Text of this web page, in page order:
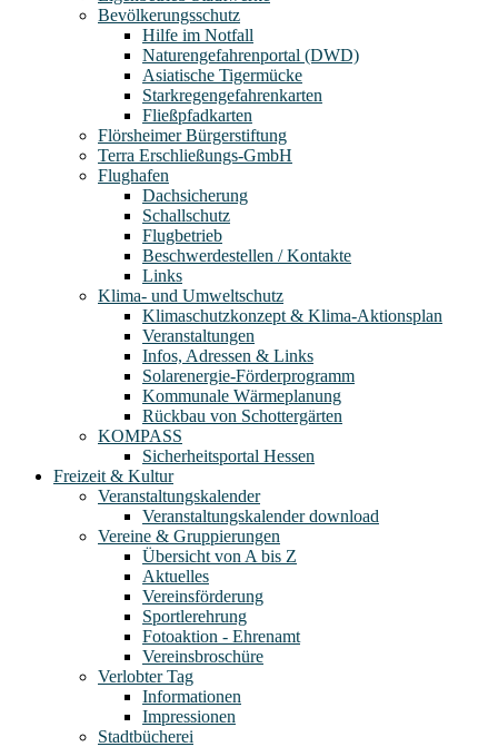
Bevölkerungsschutz
Hilfe im Notfall
Naturengefahrenportal (DWD)
Asiatische Tigermücke
Starkregengefahrenkarten
Fließpfadkarten
Flörsheimer Bürgerstiftung
Terra Erschließungs-GmbH
Flughafen
Dachsicherung
Schallschutz
Flugbetrieb
Beschwerdestellen / Kontakte
Links
Klima- und Umweltschutz
Klimaschutzkonzept & Klima-Aktionsplan
Veranstaltungen
Infos, Adressen & Links
Solarenergie-Förderprogramm
Kommunale Wärmeplanung
Rückbau von Schottergärten
KOMPASS
Sicherheitsportal Hessen
Freizeit & Kultur
Veranstaltungskalender
Veranstaltungskalender download
Vereine & Gruppierungen
Übersicht von A bis Z
Aktuelles
Vereinsförderung
Sportlerehrung
Fotoaktion - Ehrenamt
Vereinsbroschüre
Verlobter Tag
Informationen
Impressionen
Stadtbücherei